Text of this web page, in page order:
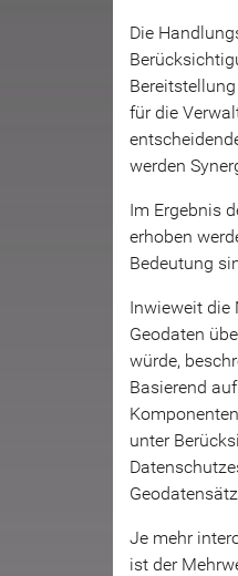
Die
für die
werden
Im Ergebnis
erhoben
Bedeutung
Inwieweit die
Geodaten
würde,
Basierend
unter
Je mehr
ist der